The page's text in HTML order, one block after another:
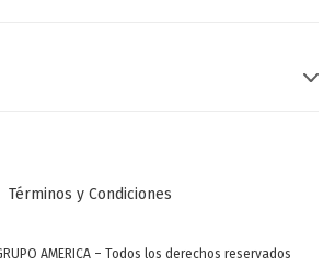
Términos y Condiciones
AMERICA – Todos los derechos reservados